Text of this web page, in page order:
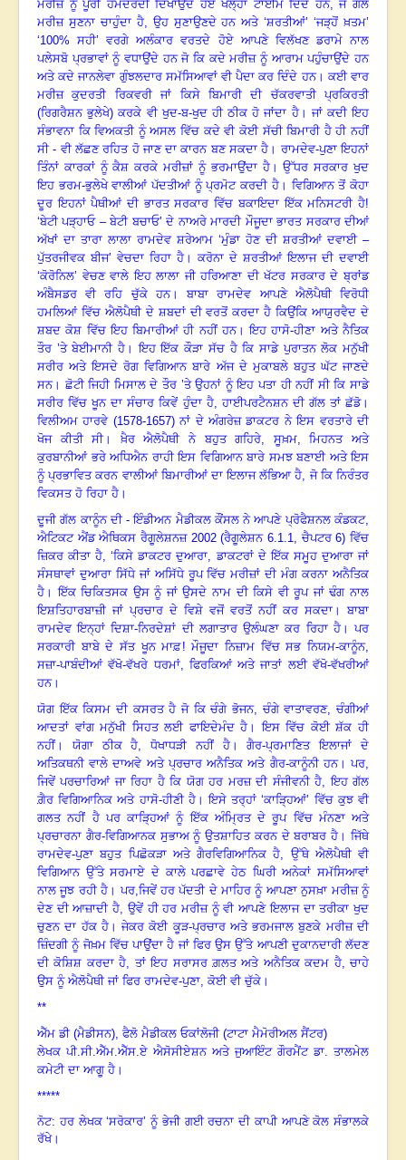
ਮਰੀਜ਼ ਨੂੰ ਪੂਰੀ ਹਮਦਰਦੀ ਦਿਖਾਉਂਦੇ ਹੋਏ ਖੱਲ੍ਹਾ ਟਾਈਮ ਦਿੰਦੇ ਹਨ, ਜੋ ਗੱਲ
ਮਰੀਜ਼ ਸੁਣਨਾ ਚਾਹੁੰਦਾ ਹੈ, ਉਹ ਸੁਣਾਉਣਦੇ ਹਨ ਅਤੇ ‘ਸ਼ਰਤੀਆਂ’ ‘ਜੜ੍ਹੋਂ ਖ਼ਤਮ’
‘100% ਸਹੀ’ ਵਰਗੇ ਅਲੰਕਾਰ ਵਰਤਦੇ ਹੋਏ ਆਪਣੇ ਵਿਲੱਖਣ ਡਰਾਮੇ ਨਾਲ
ਪਲੇਸਬੋ ਪ੍ਰਭਾਵਾਂ ਨੂੰ ਵਧਾਉਂਦੇ ਹਨ ਜੋ ਕਿ ਕਦੇ ਮਰੀਜ਼ ਨੂੰ ਆਰਾਮ ਪਹੁੰਚਾਉਂਦੇ ਹਨ
ਅਤੇ ਕਦੇ ਜਾਨਲੇਵਾ ਗੁੰਝਲਦਾਰ ਸਮੱਸਿਆਵਾਂ ਵੀ ਪੈਦਾ ਕਰ ਦਿੰਦੇ ਹਨ। ਕਈ ਵਾਰ
ਮਰੀਜ਼ ਕੁਦਰਤੀ ਰਿਕਵਰੀ ਜਾਂ ਕਿਸੇ ਬਿਮਾਰੀ ਦੀ ਚੱਕਰਵਾਤੀ ਪ੍ਰਕਿਰਤੀ
(ਰਿਗਰੈਸ਼ਨ ਭੁਲੇਖੇ) ਕਰਕੇ ਵੀ ਖੁਦ-ਬ-ਖੁਦ ਹੀ ਠੀਕ ਹੋ ਜਾਂਦਾ ਹੈ। ਜਾਂ ਕਦੀ ਇਹ
ਸੰਭਾਵਨਾ ਕਿ ਵਿਅਕਤੀ ਨੂੰ ਅਸਲ ਵਿੱਚ ਕਦੇ ਵੀ ਕੋਈ ਸੱਚੀ ਬਿਮਾਰੀ ਹੈ ਹੀ ਨਹੀਂ
ਸੀ - ਵੀ ਲੱਛਣ ਰਹਿਤ ਹੋ ਜਾਣ ਦਾ ਕਾਰਨ ਬਣ ਸਕਦਾ ਹੈ । ਰਾਮਦੇਵ-ਪੁਣਾ ਇਹਨਾਂ
ਤਿੰਨਾਂ ਕਾਰਕਾਂ ਨੂੰ ਕੈਸ਼ ਕਰਕੇ ਮਰੀਜ਼ਾਂ ਨੂੰ ਭਰਮਾਉਂਦਾ ਹੈ।ਉੱਧਰ ਸਰਕਾਰ ਖੁਦ
ਇਹ ਭਰਮ-ਭੁਲੇਖੇ ਵਾਲੀਆਂ ਪੱਦਤੀਆਂ ਨੂੰ ਪ੍ਰਮੋਟ ਕਰਦੀ ਹੈ। ਵਿਗਿਆਨ ਤੋਂ ਕੋਹਾ
ਦੂਰ ਇਹਨਾਂ ਪੈਥੀਆਂ ਦੀ ਭਾਰਤ ਸਰਕਾਰ ਵਿੱਚ ਬਕਾਇਦਾ ਇੱਕ ਮਨਿਸਟਰੀ ਹੈ!
‘ਬੇਟੀ ਪੜ੍ਹਾਓ – ਬੇਟੀ ਬਚਾਓ’ ਦੇ ਨਾਅਰੇ ਮਾਰਦੀ ਮੌਜੂਦਾ ਭਾਰਤ ਸਰਕਾਰ ਦੀਆਂ
ਅੱਖਾਂ ਦਾ ਤਾਰਾ ਲਾਲਾ ਰਾਮਦੇਵ ਸ਼ਰੇਆਮ ‘ਮੁੰਡਾ ਹੋਣ ਦੀ ਸ਼ਰਤੀਆਂ ਦਵਾਈ –
ਪੁੱਤਰਜੀਵਕ ਬੀਜ’ ਵੇਚਦਾ ਰਿਹਾ ਹੈ । ਕਰੋਨਾ ਦੇ ਸ਼ਰਤੀਆਂ ਇਲਾਜ ਦੀ ਦਵਾਈ
‘ਕੋਰੋਨਿਲ’ ਵੇਚਣ ਵਾਲੇ ਇਹ ਲਾਲਾ ਜੀ ਹਰਿਆਣਾ ਦੀ ਖੱਟਰ ਸਰਕਾਰ ਦੇ ਬ੍ਰਾਂਡ
ਅੰਬੈਸਡਰ ਵੀ ਰਹਿ ਚੁੱਕੇ ਹਨ।ਬਾਬਾ ਰਾਮਦੇਵ ਆਪਣੇ ਐਲੋਪੈਥੀ ਵਿਰੋਧੀ
ਹਮਲਿਆਂ ਵਿੱਚ ਐਲੋਪੈਥੀ ਦੇ ਸ਼ਬਦਾਂ ਦੀ ਵਰਤੋਂ ਕਰਦਾ ਹੈ ਕਿਉਂਕਿ ਆਯੁਰਵੈਦ ਦੇ
ਸ਼ਬਦ ਕੋਸ਼ ਵਿੱਚ ਇਹ ਬਿਮਾਰੀਆਂ ਹੀ ਨਹੀਂ ਹਨ।ਇਹ ਹਾਸੋ-ਹੀਣਾ ਅਤੇ ਨੈਤਿਕ
ਤੌਰ ’ਤੇ ਬੇਈਮਾਨੀ ਹੈ। ਇਹ ਇੱਕ ਕੌੜਾ ਸੱਚ ਹੈ ਕਿ ਸਾਡੇ ਪੁਰਾਤਨ ਲੋਕ ਮਨੁੱਖੀ
ਸਰੀਰ ਅਤੇ ਇਸਦੇ ਰੋਗ ਵਿਗਿਆਨ ਬਾਰੇ ਅੱਜ ਦੇ ਮੁਕਾਬਲੇ ਬਹੁਤ ਘੱਟ ਜਾਣਦੇ
ਸਨ। ਛੋਟੀ ਜਿਹੀ ਮਿਸਾਲ ਦੇ ਤੌਰ ’ਤੇ ਉਹਨਾਂ ਨੂੰ ਇਹ ਪਤਾ ਹੀ ਨਹੀਂ ਸੀ ਕਿ ਸਾਡੇ
ਸਰੀਰ ਵਿੱਚ ਖੂਨ ਦਾ ਸੰਚਾਰ ਕਿਵੇਂ ਹੁੰਦਾ ਹੈ, ਹਾਈਪਰਟੈਨਸ਼ਨ ਦੀ ਗੱਲ ਤਾਂ ਛੱਡੋ।
ਵਿਲੀਅਮ ਹਾਰਵੇ (1578-1657) ਨਾਂ ਦੇ ਅੰਗਰੇਜ਼ ਡਾਕਟਰ ਨੇ ਇਸ ਵਰਤਾਰੇ ਦੀ
ਖੋਜ ਕੀਤੀ ਸੀ। ਖ਼ੈਰ ਐਲੋਪੈਥੀ ਨੇ ਬਹੁਤ ਗਹਿਰੇ, ਸੂਖ਼ਮ, ਮਿਹਨਤ ਅਤੇ
ਕੁਰਬਾਨੀਆਂ ਭਰੇ ਅਧਿਐਨ ਰਾਹੀ ਇਸ ਵਿਗਿਆਨ ਬਾਰੇ ਸਮਝ ਬਣਾਈ ਅਤੇ ਇਸ
ਨੂੰ ਪ੍ਰਭਾਵਿਤ ਕਰਨ ਵਾਲੀਆਂ ਬਿਮਾਰੀਆਂ ਦਾ ਇਲਾਜ ਲੱਭਿਆ ਹੈ, ਜੋ ਕਿ ਨਿਰੰਤਰ
ਵਿਕਸਤ ਹੋ ਰਿਹਾ ਹੈ ।
ਦੂਜੀ ਗੱਲ ਕਾਨੂੰਨ ਦੀ - ਇੰਡੀਅਨ ਮੈਡੀਕਲ ਕੌਂਸਲ ਨੇ ਆਪਣੇ ਪ੍ਰੋਫੈਸ਼ਨਲ ਕੰਡਕਟ,
ਐਟਿਕਟ ਐਂਡ ਐਥਿਕਸ ਰੈਗੂਲੇਸ਼ਨਜ਼ 2002 (ਰੈਗੂਲੇਸ਼ਨ 6.1.1, ਚੈਪਟਰ 6) ਵਿੱਚ
ਜ਼ਿਕਰ ਕੀਤਾ ਹੈ, ‘ਕਿਸੇ ਡਾਕਟਰ ਦੁਆਰਾ, ਡਾਕਟਰਾਂ ਦੇ ਇੱਕ ਸਮੂਹ ਦੁਆਰਾ ਜਾਂ
ਸੰਸਥਾਵਾਂ ਦੁਆਰਾ ਸਿੱਧੇ ਜਾਂ ਅਸਿੱਧੇ ਰੂਪ ਵਿੱਚ ਮਰੀਜ਼ਾਂ ਦੀ ਮੰਗ ਕਰਨਾ ਅਨੈਤਿਕ
ਹੈ ।ਇੱਕ ਚਿਕਿਤਸਕ ਉਸ ਨੂੰ ਜਾਂ ਉਸਦੇ ਨਾਮ ਦੀ ਕਿਸੇ ਵੀ ਰੂਪ ਜਾਂ ਢੰਗ ਨਾਲ
ਇਸ਼ਤਿਹਾਰਬਾਜ਼ੀ ਜਾਂ ਪ੍ਰਚਾਰ ਦੇ ਵਿਸ਼ੇ ਵਜੋਂ ਵਰਤੋਂ ਨਹੀਂ ਕਰ ਸਕਦਾ । ਬਾਬਾ
ਰਾਮਦੇਵ ਇਨ੍ਹਾਂ ਦਿਸ਼ਾ-ਨਿਰਦੇਸ਼ਾਂ ਦੀ ਲਗਾਤਾਰ ਉਲੰਘਣਾ ਕਰ ਰਿਹਾ ਹੈ।ਪਰ
ਸਰਕਾਰੀ ਬਾਬੇ ਦੇ ਸੱਤ ਖੂਨ ਮਾਫ਼! ਮੌਜੂਦਾ ਨਿਜ਼ਾਮ ਵਿੱਚ ਸਭ ਨਿਯਮ-ਕਾਨੂੰਨ,
ਸਜ਼ਾ-ਪਾਬੰਦੀਆਂ ਵੱਖੋ-ਵੱਖਰੇ ਧਰਮਾਂ, ਫਿਰਕਿਆਂ ਅਤੇ ਜਾਤਾਂ ਲਈ ਵੱਖੋ-ਵੱਖਰੀਆਂ
ਹਨ।
ਯੋਗ ਇੱਕ ਕਿਸਮ ਦੀ ਕਸਰਤ ਹੈ ਜੋ ਕਿ ਚੰਗੇ ਭੋਜਨ, ਚੰਗੇ ਵਾਤਾਵਰਣ, ਚੰਗੀਆਂ
ਆਦਤਾਂ ਵਾਂਗ ਮਨੁੱਖੀ ਸਿਹਤ ਲਈ ਫਾਇਦੇਮੰਦ ਹੈ ।ਇਸ ਵਿੱਚ ਕੋਈ ਸ਼ੱਕ ਹੀ
ਨਹੀਂ। ਯੋਗਾ ਠੀਕ ਹੈ, ਧੋਖਾਧੜੀ ਨਹੀਂ ਹੈ। ਗੈਰ-ਪ੍ਰਮਾਣਿਤ ਇਲਾਜਾਂ ਦੇ
ਅਤਿਕਥਨੀ ਵਾਲੇ ਦਾਅਵੇ ਅਤੇ ਪ੍ਰਚਾਰ ਅਨੈਤਿਕ ਅਤੇ ਗੈਰ-ਕਾਨੂੰਨੀ ਹਨ।ਪਰ,
ਜਿਵੇਂ ਪਰਚਾਰਿਆਂ ਜਾ ਰਿਹਾ ਹੈ ਕਿ ਯੋਗ ਹਰ ਮਰਜ਼ ਦੀ ਸੰਜੀਵਨੀ ਹੈ, ਇਹ ਗੱਲ
ਗ਼ੈਰ ਵਿਗਿਆਨਿਕ ਅਤੇ ਹਾਸੋ-ਹੀਣੀ ਹੈ।ਇਸੇ ਤਰ੍ਹਾਂ ‘ਕਾੜ੍ਹਿਆਂ’ ਵਿੱਚ ਕੁਝ ਵੀ
ਗਲਤ ਨਹੀਂ ਹੈ ਪਰ ਕਾੜ੍ਹਿਆਂ ਨੂੰ ਇੱਕ ਅੰਮ੍ਰਿਤ ਦੇ ਰੂਪ ਵਿੱਚ ਮੰਨਣਾ ਅਤੇ
ਪ੍ਰਚਾਰਨਾ ਗੈਰ-ਵਿਗਿਆਨਕ ਸੁਭਾਅ ਨੂੰ ਉਤਸ਼ਾਹਿਤ ਕਰਨ ਦੇ ਬਰਾਬਰ ਹੈ ।ਜਿੱਥੇ
ਰਾਮਦੇਵ-ਪੁਣਾ ਬਹੁਤ ਪਿਛੋਕੜਾ ਅਤੇ ਗੈਰਵਿਗਿਆਨਿਕ ਹੈ, ਉੱਥੇ ਐਲੋਪੈਥੀ ਵੀ
ਵਿਗਿਆਨ ਉੱਤੇ ਸਰਮਾਏ ਦੇ ਕਾਲੇ ਪਰਛਾਵੇ ਹੇਠ ਘਿਰੀ ਅਨੇਕਾਂ ਸਮੱਸਿਆਵਾਂ
ਨਾਲ ਜੂਝ ਰਹੀ ਹੈ । ਪਰ,ਜਿਵੇਂ ਹਰ ਪੱਦਤੀ ਦੇ ਮਾਹਿਰ ਨੂੰ ਆਪਣਾ ਨੁਸਖ਼ਾ ਮਰੀਜ਼ ਨੂੰ
ਦੇਣ ਦੀ ਆਜ਼ਾਦੀ ਹੈ, ਉਵੇਂ ਹੀ ਹਰ ਮਰੀਜ਼ ਨੂੰ ਵੀ ਆਪਣੇ ਇਲਾਜ ਦਾ ਤਰੀਕਾ ਖੁਦ
ਚੁਣਨ ਦਾ ਹੱਕ ਹੈ।ਜੇਕਰ ਕੋਈ ਕੂੜ-ਪ੍ਰਚਾਰ ਅਤੇ ਭਰਮਜਾਲ ਬੁਣਕੇ ਮਰੀਜ਼ ਦੀ
ਜ਼ਿੰਦਗੀ ਨੂੰ ਜੋਖ਼ਮ ਵਿੱਚ ਪਾਉਂਦਾ ਹੈ ਜਾਂ ਫਿਰ ਉਸ ਉੱਤੇ ਆਪਣੀ ਦੁਕਾਨਦਾਰੀ ਲੱਦਣ
ਦੀ ਕੋਸ਼ਿਸ਼ ਕਰਦਾ ਹੈ, ਤਾਂ ਇਹ ਸਰਾਸਰ ਗ਼ਲਤ ਅਤੇ ਅਨੈਤਿਕ ਕਦਮ ਹੈ, ਚਾਹੇ
ਉਸ ਨੂੰ ਐਲੋਪੈਥੀ ਜਾਂ ਫਿਰ ਰਾਮਦੇਵ-ਪੁਣਾ, ਕੋਈ ਵੀ ਚੁੱਕੇ ।
**
ਐੱਮ ਡੀ (ਮੈਡੀਸਨ), ਫੈਲੋ ਮੈਡੀਕਲ ਓਕਾਂਲੋਜੀ (ਟਾਟਾ ਮੈਮੋਰੀਅਲ ਸੈਂਟਰ)
ਲੇਖਕ ਪੀ.ਸੀ.ਐੱਮ.ਐੱਸ.ਏ ਐਸੋਸੀਏਸ਼ਨ ਅਤੇ ਜੁਆਇੰਟ ਗੌਰਮੈਂਟ ਡਾ. ਤਾਲਮੇਲ
ਕਮੇਟੀ ਦਾ ਆਗੂ ਹੈ।
*****
ਨੋਟ: ਹਰ ਲੇਖਕ ‘ਸਰੋਕਾਰ’ ਨੂੰ ਭੇਜੀ ਗਈ ਰਚਨਾ ਦੀ ਕਾਪੀ ਆਪਣੇ ਕੋਲ ਸੰਭਾਲਕੇ
ਰੱਖੇ।